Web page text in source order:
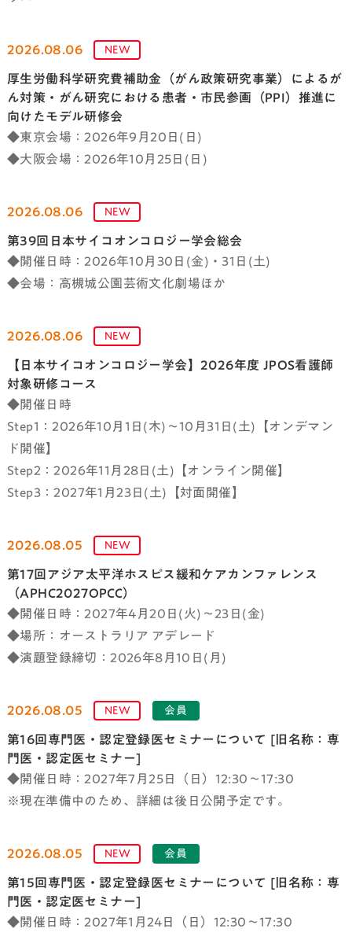
2026.08.06 NEW
厚生労働科学研究費補助金（がん政策研究事業）によるが
ん対策・がん研究における患者・市民参画（PPI）推進に
向けたモデル研修会
◆東京会場：2026年9月20日(日)
◆大阪会場：2026年10月25日(日)
2026.08.06 NEW
第39回日本サイコオンコロジー学会総会
◆開催日時：2026年10月30日(金)・31日(土)
◆会場：高槻城公園芸術文化劇場ほか
2026.08.06 NEW
【日本サイコオンコロジー学会】2026年度 JPOS看護師
対象研修コース
◆開催日時
Step1：2026年10月1日(木)～10月31日(土)【オンデマン
ド開催】
Step2：2026年11月28日(土)【オンライン開催】
Step3：2027年1月23日(土)【対面開催】
2026.08.05 NEW
第17回アジア太平洋ホスピス緩和ケアカンファレンス
（APHC2027OPCC）
◆開催日時：2027年4月20日(火)～23日(金)
◆場所：オーストラリア アデレード
◆演題登録締切：2026年8月10日(月)
2026.08.05 NEW 会員
第16回専門医・認定登録医セミナーについて [旧名称：専
門医・認定医セミナー]
◆開催日時：2027年7月25日（日）12:30～17:30
※現在準備中のため、詳細は後日公開予定です。
2026.08.05 NEW 会員
第15回専門医・認定登録医セミナーについて [旧名称：専
門医・認定医セミナー]
◆開催日時：2027年1月24日（日）12:30～17:30